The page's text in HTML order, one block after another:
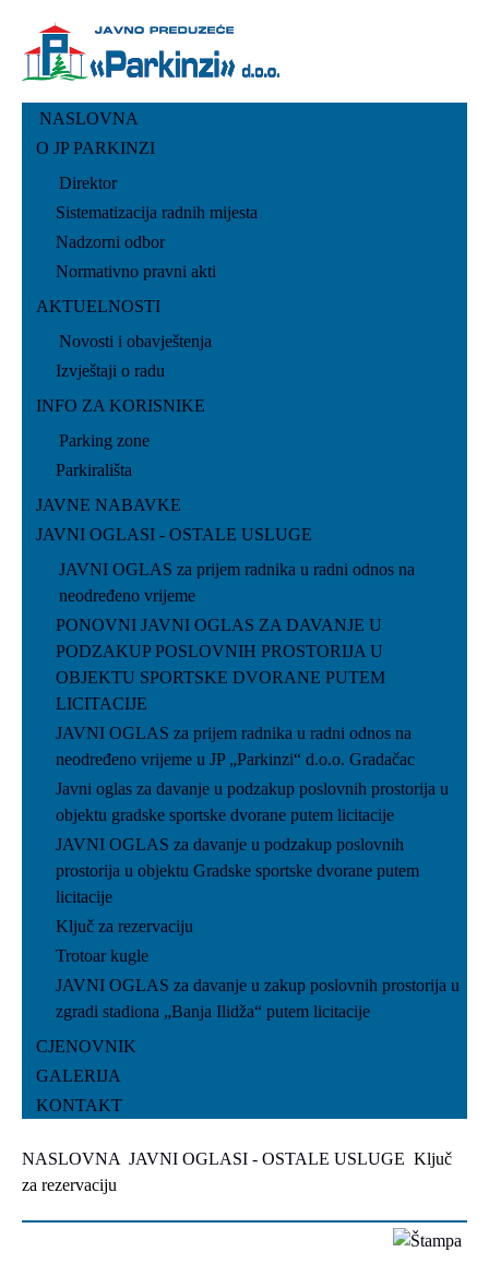
NASLOVNA
O JP PARKINZI
Direktor
Sistematizacija radnih mijesta
Nadzorni odbor
Normativno pravni akti
AKTUELNOSTI
Novosti i obavještenja
Izvještaji o radu
INFO ZA KORISNIKE
Parking zone
Parkirališta
JAVNE NABAVKE
JAVNI OGLASI - OSTALE USLUGE
JAVNI OGLAS za prijem radnika u radni odnos na
neodređeno vrijeme
PONOVNI JAVNI OGLAS ZA DAVANJE U
PODZAKUP POSLOVNIH PROSTORIJA U
OBJEKTU SPORTSKE DVORANE PUTEM
LICITACIJE
JAVNI OGLAS za prijem radnika u radni odnos na
neodređeno vrijeme u JP „Parkinzi“ d.o.o. Gradačac
Javni oglas za davanje u podzakup poslovnih prostorija u
objektu gradske sportske dvorane putem licitacije
JAVNI OGLAS za davanje u podzakup poslovnih
prostorija u objektu Gradske sportske dvorane putem
licitacije
Ključ za rezervaciju
Trotoar kugle
JAVNI OGLAS za davanje u zakup poslovnih prostorija u
zgradi stadiona „Banja Ilidža“ putem licitacije
CJENOVNIK
GALERIJA
KONTAKT
NASLOVNA JAVNI OGLASI - OSTALE USLUGE Ključ
za rezervaciju